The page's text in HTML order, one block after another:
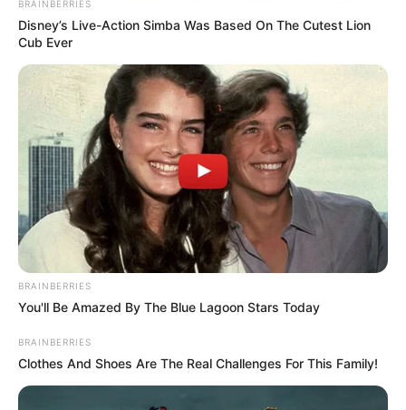
BRAINBERRIES
Disney’s Live-Action Simba Was Based On The Cutest Lion
Cub Ever
BRAINBERRIES
You'll Be Amazed By The Blue Lagoon Stars Today
BRAINBERRIES
Clothes And Shoes Are The Real Challenges For This Family!